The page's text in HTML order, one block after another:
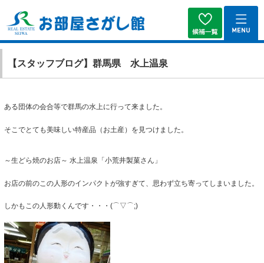
【スタッフブログ】群馬県 水上温泉
ある団体の会合等で群馬の水上に行って来ました。
そこでとても美味しい特産品（お土産）を見つけました。
～生どら焼のお店～ 水上温泉「小荒井製菓さん」
お店の前のこの人形のインパクトが強すぎて、思わず立ち寄ってしまいました。
しかもこの人形動くんです・・・(⌒▽⌒;)